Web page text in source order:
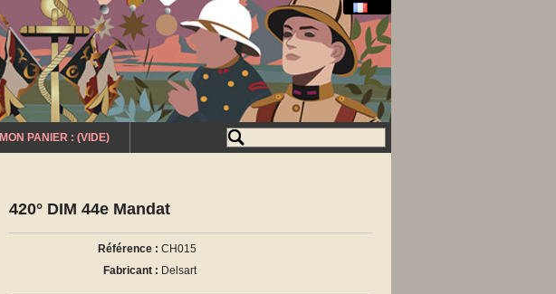
MON PANIER : (VIDE)
420° DIM 44e Mandat
Référence : CH015
Fabricant : Delsart